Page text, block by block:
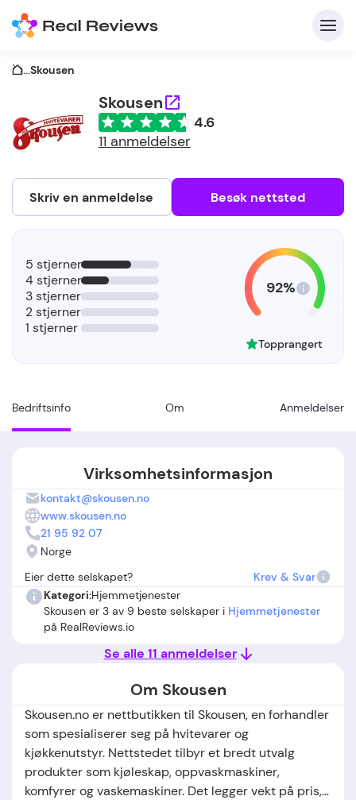
...Skousen
Skousen
4.6
11 anmeldelser
Skriv en anmeldelse Besøk nettsted
Bedriftsinfo Om Anmeldelser
5 stjerner
4 stjerner
3 stjerner
2 stjerner
1 stjerner
92%
Topprangert
Virksomhetsinformasjon
kontakt@skousen.no
www.skousen.no
21 95 92 07
Norge
Eier dette selskapet?
Krev & Svar
Kategori:Hjemmetjenester
Skousen er 3 av 9 beste selskaper i Hjemmetjenester
på RealReviews.io
Se alle 11 anmeldelser
Om Skousen
Skousen.no er nettbutikken til Skousen, en forhandler
som spesialiserer seg på hvitevarer og
kjøkkenutstyr. Nettstedet tilbyr et bredt utvalg
produkter som kjøleskap, oppvaskmaskiner,
komfyrer og vaskemaskiner. Det legger vekt på pris,